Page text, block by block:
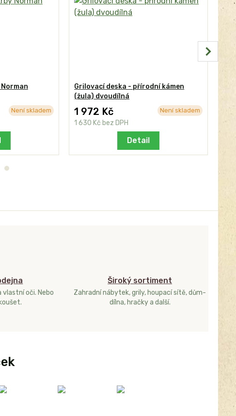
Není skladem
Grilovací deska - přírodní kámen
(žula) dvoudílná
1 972 Kč
1 630 Kč bez DPH
Není skladem
Detail
3
3
vlastní oči. Nebo
Široký sortiment
Zahradní nábytek, grily, houpací sítě, dům-
dílna, hračky a další.